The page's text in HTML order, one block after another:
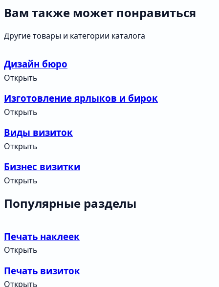
Вам также может понравиться
Другие товары и категории каталога
Дизайн бюро
Открыть
Изготовление ярлыков и бирок
Открыть
Виды визиток
Открыть
Бизнес визитки
Открыть
Популярные разделы
Печать наклеек
Открыть
Печать визиток
Открыть